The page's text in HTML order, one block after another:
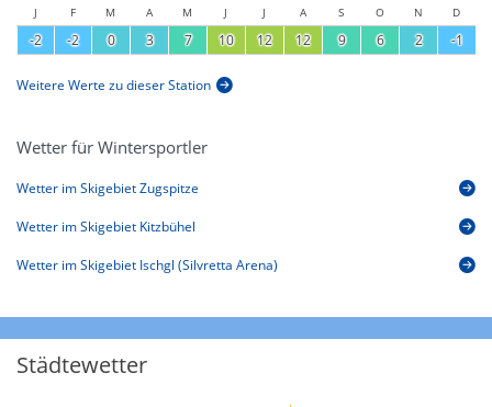
J F M A M J J A S O N D
-2 -2 0 3 7 10 12 12 9 6 2 -1
Weitere Werte zu dieser Station
Wetter für Wintersportler
Wetter im Skigebiet Zugspitze
Wetter im Skigebiet Kitzbühel
Wetter im Skigebiet Ischgl (Silvretta Arena)
Städtewetter